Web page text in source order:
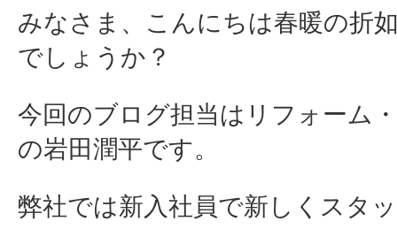
みなさま、こんにちは春暖の折
でしょうか？
今回のブログ担当はリフォーム
の岩田潤平です。
弊社では新入社員で新しくスタ